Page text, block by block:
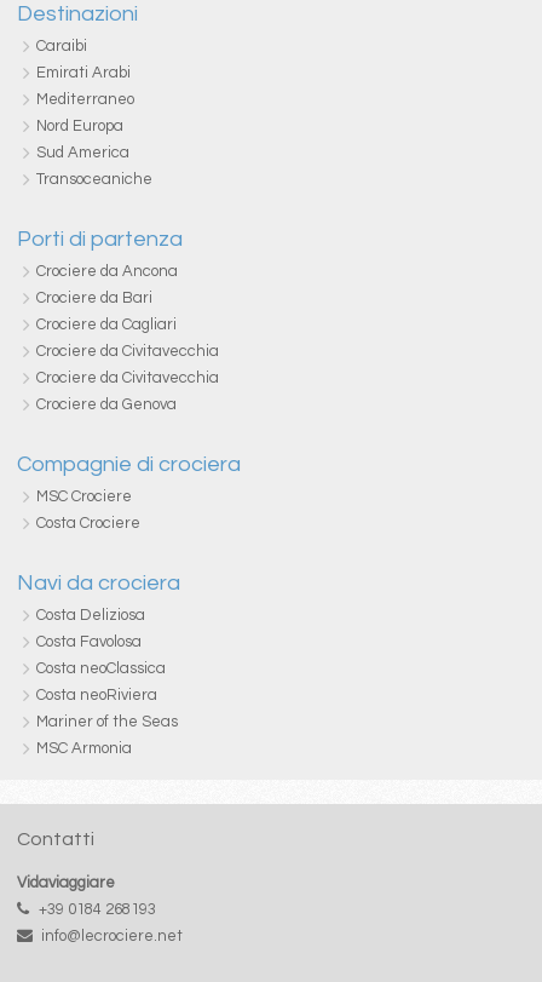
Destinazioni
Caraibi
Emirati Arabi
Mediterraneo
Nord Europa
Sud America
Transoceaniche
Porti di partenza
Crociere da Ancona
Crociere da Bari
Crociere da Cagliari
Crociere da Civitavecchia
Crociere da Civitavecchia
Crociere da Genova
Compagnie di crociera
MSC Crociere
Costa Crociere
Navi da crociera
Costa Deliziosa
Costa Favolosa
Costa neoClassica
Costa neoRiviera
Mariner of the Seas
MSC Armonia
Contatti
Vidaviaggiare
+39 0184 268193
info@lecrociere.net